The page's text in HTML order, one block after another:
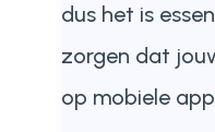
dus het is
zorgen dat
op mobiele